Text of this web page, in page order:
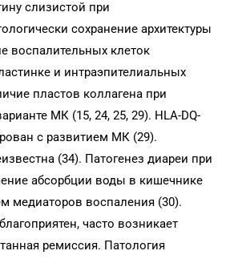
слизистой при
сохранение архитектуры
воспалительных клеток
и интраэпителиальных
пластов коллагена при
МК (15, 24, 25, 29). HLA-DQ-
с развитием МК (29).
(34). Патогенез диареи при
абсорбции воды в кишечнике
медиаторов воспаления (30).
часто возникает
ремиссия. Патология